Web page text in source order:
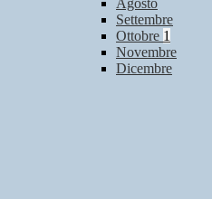
Agosto
Settembre
Ottobre 1
Novembre
Dicembre